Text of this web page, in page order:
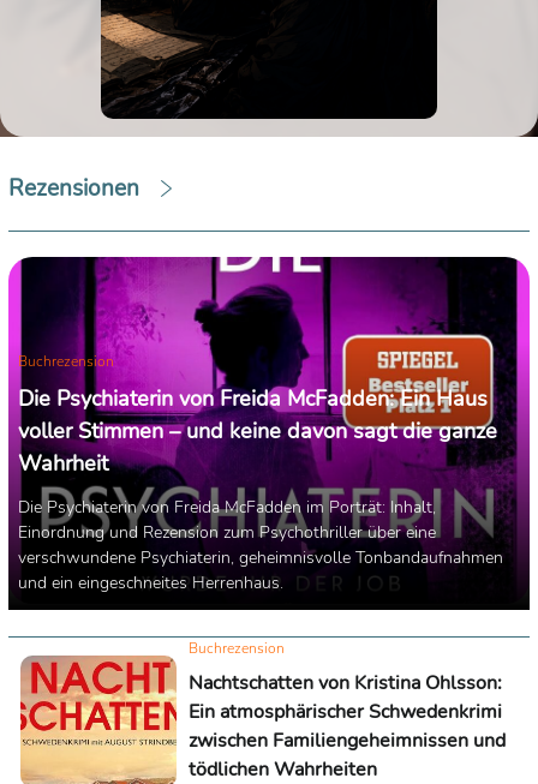
Rezensionen
Buchrezension
Die Psychiaterin von Freida McFadden: Ein Haus
voller Stimmen – und keine davon sagt die ganze
Wahrheit
Die Psychiaterin von Freida McFadden im Porträt: Inhalt,
Einordnung und Rezension zum Psychothriller über eine
verschwundene Psychiaterin, geheimnisvolle Tonbandaufnahmen
und ein eingeschneites Herrenhaus.
Buchrezension
Nachtschatten von Kristina Ohlsson:
Ein atmosphärischer Schwedenkrimi
zwischen Familiengeheimnissen und
tödlichen Wahrheiten